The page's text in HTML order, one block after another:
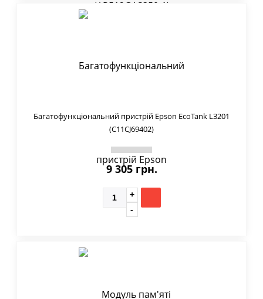
Багатофункціональний пристрій Epson EcoTank L3201
(C11CJ69402)
9 305 грн.